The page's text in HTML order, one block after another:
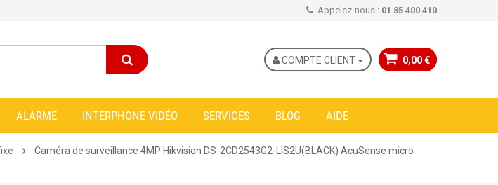
Appelez-nous : 01 85 400 410
0,00 €
COMPTE CLIENT
ALARME INTERPHONE VIDÉO SERVICES BLOG AIDE
Caméra de surveillance 4MP Hikvision DS-2CD2543G2-LIS2U(BLACK) AcuSense micro